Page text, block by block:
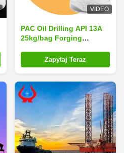
VIDEO
PAC Oil Drilling API 13A
25kg/bag Forging
Paper Bagged
Zapytaj Teraz